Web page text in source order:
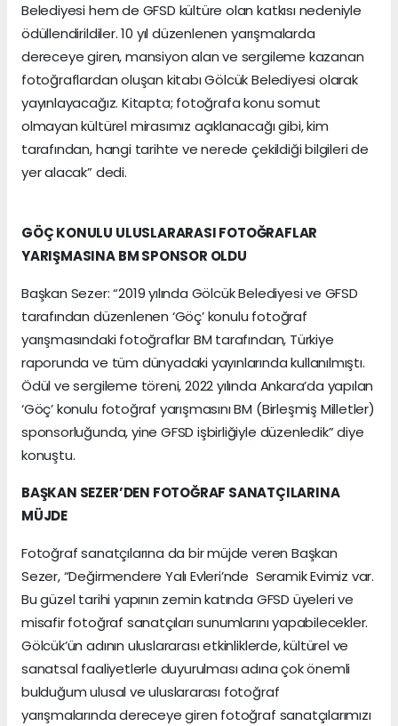
Belediyesi hem de GFSD kültüre olan katkısı nedeniyle
ödüllendirildiler. 10 yıl düzenlenen yarışmalarda
dereceye giren, mansiyon alan ve sergileme kazanan
fotoğraflardan oluşan kitabı Gölcük Belediyesi olarak
yayınlayacağız. Kitapta; fotoğrafa konu somut
olmayan kültürel mirasımız açıklanacağı gibi, kim
tarafından, hangi tarihte ve nerede çekildiği bilgileri de
yer alacak” dedi.
GÖÇ KONULU ULUSLARARASI FOTOĞRAFLAR
YARIŞMASINA BM SPONSOR OLDU
Başkan Sezer: “2019 yılında Gölcük Belediyesi ve GFSD
tarafından düzenlenen ‘Göç’ konulu fotoğraf
yarışmasındaki fotoğraflar BM tarafından, Türkiye
raporunda ve tüm dünyadaki yayınlarında kullanılmıştı.
Ödül ve sergileme töreni, 2022 yılında Ankara’da yapılan
‘Göç’ konulu fotoğraf yarışmasını BM (Birleşmiş Milletler)
sponsorluğunda, yine GFSD işbirliğiyle düzenledik” diye
konuştu.
BAŞKAN SEZER’DEN FOTOĞRAF SANATÇILARINA
MÜJDE
Fotoğraf sanatçılarına da bir müjde veren Başkan
Sezer, “Değirmendere Yalı Evleri’nde Seramik Evimiz var.
Bu güzel tarihi yapının zemin katında GFSD üyeleri ve
misafir fotoğraf sanatçıları sunumlarını yapabilecekler.
Gölcük’ün adının uluslararası etkinliklerde, kültürel ve
sanatsal faaliyetlerle duyurulması adına çok önemli
bulduğum ulusal ve uluslararası fotoğraf
yarışmalarında dereceye giren fotoğraf sanatçılarımızı